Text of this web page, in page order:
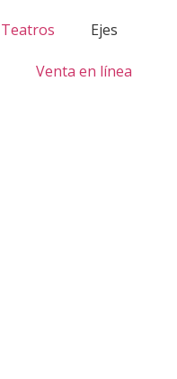
Teatros Ejes
Venta en línea